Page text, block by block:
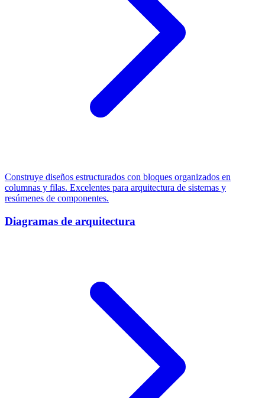
Construye diseños estructurados con bloques organizados en
columnas y filas. Excelentes para arquitectura de sistemas y
resúmenes de componentes.
Diagramas de arquitectura